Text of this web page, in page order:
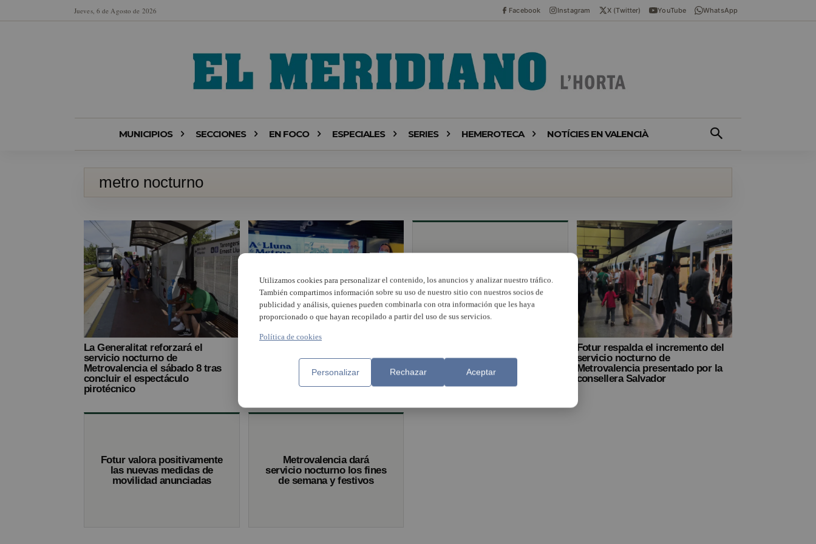
Jueves, 6 de Agosto de 2026 Facebook Instagram X (Twitter) YouTube WhatsApp
MUNICIPIOS SECCIONES EN FOCO ESPECIALES SERIES HEMEROTECA NOTÍCIES EN VALENCIÀ
metro nocturno
La Generalitat reforzará el
servicio nocturno de
Metrovalencia el sábado 8 tras
concluir el espectáculo
pirotécnico
nocturno de Metrovalencia a
partir del próximo fin de semana
Más de 155.000 usuarios
han utilizado el metro
nocturno desde febrero
Fotur respalda el incremento del
servicio nocturno de
Metrovalencia presentado por la
consellera Salvador
Fotur valora positivamente
las nuevas medidas de
movilidad anunciadas
Metrovalencia dará
servicio nocturno los fines
de semana y festivos
Utilizamos cookies para personalizar el contenido, los anuncios y analizar nuestro tráfico.
También compartimos información sobre su uso de nuestro sitio con nuestros socios de
publicidad y análisis, quienes pueden combinarla con otra información que les haya
proporcionado o que hayan recopilado a partir del uso de sus servicios.
Política de cookies
Personalizar Rechazar Aceptar